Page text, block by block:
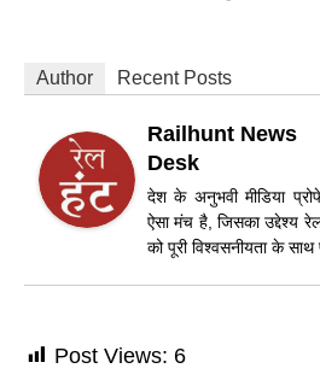
Author Recent Posts
Railhunt News
Desk
देश के अनुभवी मीडिया
ऐसा मंच है, जिसका उद्देश्य
को पूरी विश्वसनीयता के
Post Views: 6